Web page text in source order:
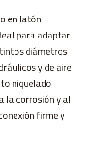
en latón
para adaptar
diámetros
y de aire
niquelado
la corrosión y al
firme y